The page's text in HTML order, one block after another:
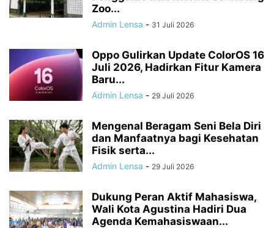
Zoo...
Admin Lensa - 31 Juli 2026
Oppo Gulirkan Update ColorOS 16
Juli 2026, Hadirkan Fitur Kamera
Baru...
Admin Lensa - 29 Juli 2026
Mengenal Beragam Seni Bela Diri
dan Manfaatnya bagi Kesehatan
Fisik serta...
Admin Lensa - 29 Juli 2026
Dukung Peran Aktif Mahasiswa,
Wali Kota Agustina Hadiri Dua
Agenda Kemahasiswaan...